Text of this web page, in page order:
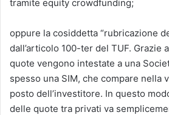
tramite equity crowdfunding;
oppure la cosiddetta “rubricazione
dall’articolo 100-ter del TUF. Grazie
quote vengono intestate a una
spesso una SIM, che compare nella
posto dell’investitore. In questo
delle quote tra privati va